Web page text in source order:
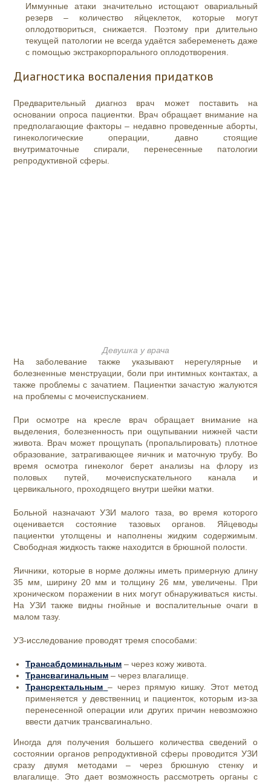
Иммунные атаки значительно истощают овариальный
резерв – количество яйцеклеток, которые могут
оплодотвориться, снижается. Поэтому при длительно
текущей патологии не всегда удаётся забеременеть даже
с помощью экстракорпорального оплодотворения.
Диагностика воспаления придатков
Предварительный диагноз врач может поставить на
основании опроса пациентки.
Врач обращает внимание на
предполагающие факторы – недавно проведенные аборты,
гинекологические операции, давно стоящие
внутриматочные спирали, перенесенные патологии
репродуктивной сферы.
Девушка у врача
На заболевание также указывают нерегулярные и
болезненные менструации, боли при интимных контактах, а
также проблемы с зачатием. Пациентки зачастую жалуются
на проблемы с мочеиспусканием.
При осмотре на кресле врач обращает внимание на
выделения, болезненность при ощупывании нижней части
живота. Врач может прощупать (пропальпировать) плотное
образование, затрагивающее яичник и маточную трубу. Во
время осмотра гинеколог берет анализы на флору из
половых путей, мочеиспускательного канала и
цервикального, проходящего внутри шейки матки.
Больной назначают УЗИ малого таза, во время которого
оценивается состояние тазовых органов. Яйцеводы
пациентки утолщены и наполнены жидким содержимым.
Свободная жидкость также находится в брюшной полости.
Яичники, которые в норме должны иметь примерную длину
35 мм, ширину 20 мм и толщину 26 мм, увеличены. При
хроническом поражении в них могут обнаруживаться кисты.
На УЗИ также видны гнойные и воспалительные очаги в
малом тазу.
УЗ-исследование проводят тремя способами:
Трансабдоминальным – через кожу живота.
Трансвагинальным – через влагалище.
Трансректальным – через прямую кишку. Этот метод
применяется у девственниц и пациенток, которым из-за
перенесенной операции или других причин невозможно
ввести датчик трансвагинально.
Иногда для получения большего количества сведений о
состоянии органов репродуктивной сферы проводится УЗИ
сразу двумя методами – через брюшную стенку и
влагалище. Это дает возможность рассмотреть органы с